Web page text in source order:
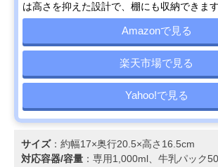
は高さを抑えた設計で、棚にも収納できます
Amazonで見る
楽天市場で見る
Yahoo!で見る
サイズ：約幅17×奥行20.5×高さ16.5cm
対応容器/容量 ：専用1,000ml、牛乳パック